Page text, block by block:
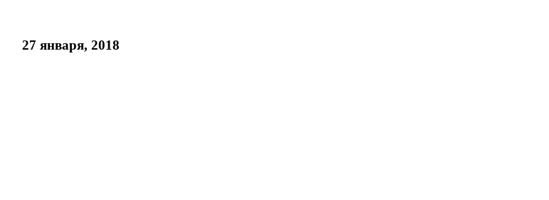
27 января, 2018